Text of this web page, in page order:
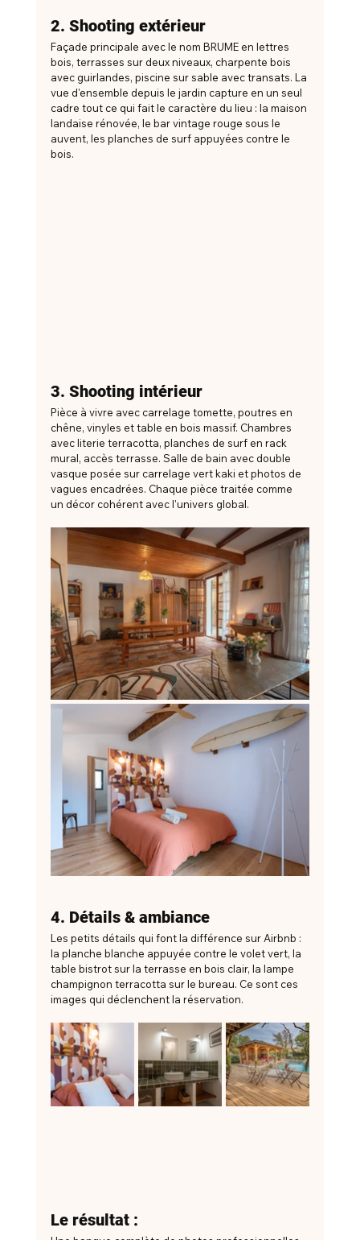
2. Shooting extérieur
Façade principale avec le nom BRUME en lettres
bois, terrasses sur deux niveaux, charpente bois
avec guirlandes, piscine sur sable avec transats. La
vue d'ensemble depuis le jardin capture en un seul
cadre tout ce qui fait le caractère du lieu : la maison
landaise rénovée, le bar vintage rouge sous le
auvent, les planches de surf appuyées contre le
bois.
3. Shooting intérieur
Pièce à vivre avec carrelage tomette, poutres en
chêne, vinyles et table en bois massif. Chambres
avec literie terracotta, planches de surf en rack
mural, accès terrasse. Salle de bain avec double
vasque posée sur carrelage vert kaki et photos de
vagues encadrées. Chaque pièce traitée comme
un décor cohérent avec l'univers global.
4. Détails & ambiance
Les petits détails qui font la différence sur Airbnb :
la planche blanche appuyée contre le volet vert, la
table bistrot sur la terrasse en bois clair, la lampe
champignon terracotta sur le bureau. Ce sont ces
images qui déclenchent la réservation.
Le résultat :